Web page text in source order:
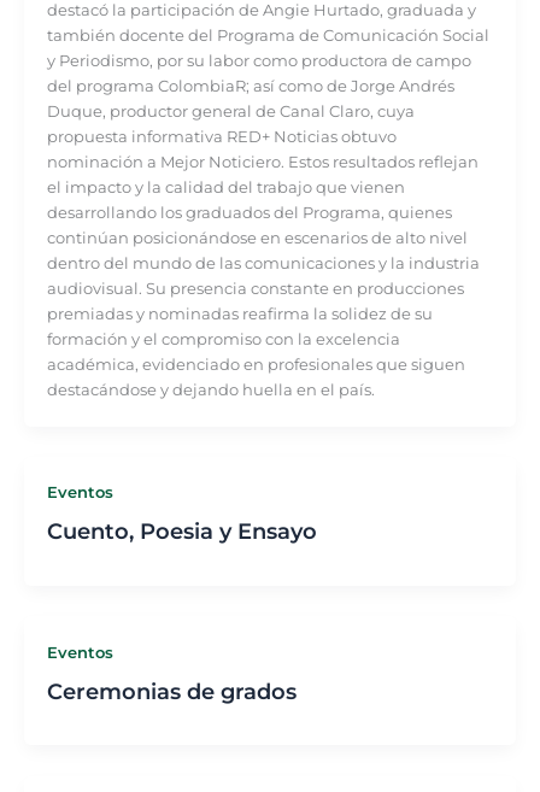
destacó la participación de Angie Hurtado, graduada y
también docente del Programa de Comunicación Social
y Periodismo, por su labor como productora de campo
del programa ColombiaR; así como de Jorge Andrés
Duque, productor general de Canal Claro, cuya
propuesta informativa RED+ Noticias obtuvo
nominación a Mejor Noticiero. Estos resultados reflejan
el impacto y la calidad del trabajo que vienen
desarrollando los graduados del Programa, quienes
continúan posicionándose en escenarios de alto nivel
dentro del mundo de las comunicaciones y la industria
audiovisual. Su presencia constante en producciones
premiadas y nominadas reafirma la solidez de su
formación y el compromiso con la excelencia
académica, evidenciado en profesionales que siguen
destacándose y dejando huella en el país.
Eventos
Cuento, Poesia y Ensayo
Eventos
Ceremonias de grados